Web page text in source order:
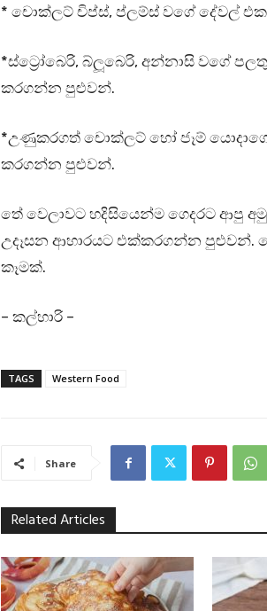
* චොක්ලට් චිප්ස්, ප්ලම්ස් වගේ දේවල්
*ස්ට්‍රෝබෙරි, බ්ලූබෙරි, අන්නාසි වගේ
කරගන්න පුළුවන්.
*උණුකරගත් චොක්ලට් හෝ ජෑම්
කරගන්න පුළුවන්.
තේ වෙලාවට හදිසියෙන්ම ගෙදරට ආපු
උදෑසන ආහාරයට එක්කරගන්න
කෑමක්.
– කල්හාරි –
TAGS Western Food
Share
Related Articles